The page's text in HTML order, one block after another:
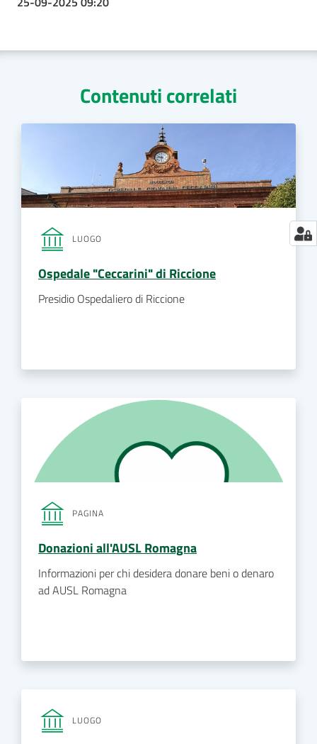
Contenuti correlati
LUOGO
Ospedale "Ceccarini" di Riccione
Presidio Ospedaliero di Riccione
PAGINA
Donazioni all'AUSL Romagna
Informazioni per chi desidera donare beni o denaro
ad AUSL Romagna
LUOGO